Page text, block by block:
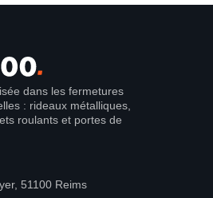
dans les fermetures
: rideaux métalliques,
roulants et portes de
51100 Reims